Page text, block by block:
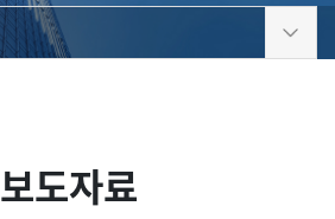
보도자료